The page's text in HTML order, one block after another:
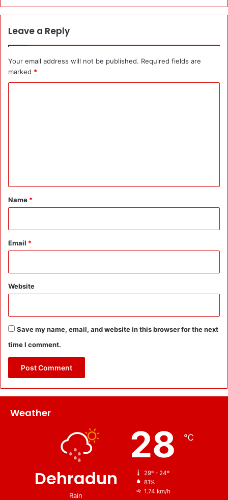
Leave a Reply
Your email address will not be published. Required fields are
marked *
*
Name *
Email *
Website
Save my name, email, and website in this browser for the next
time I comment.
Weather
Dehradun
Rain
28 ℃
29º - 24º
81%
1.74 km/h